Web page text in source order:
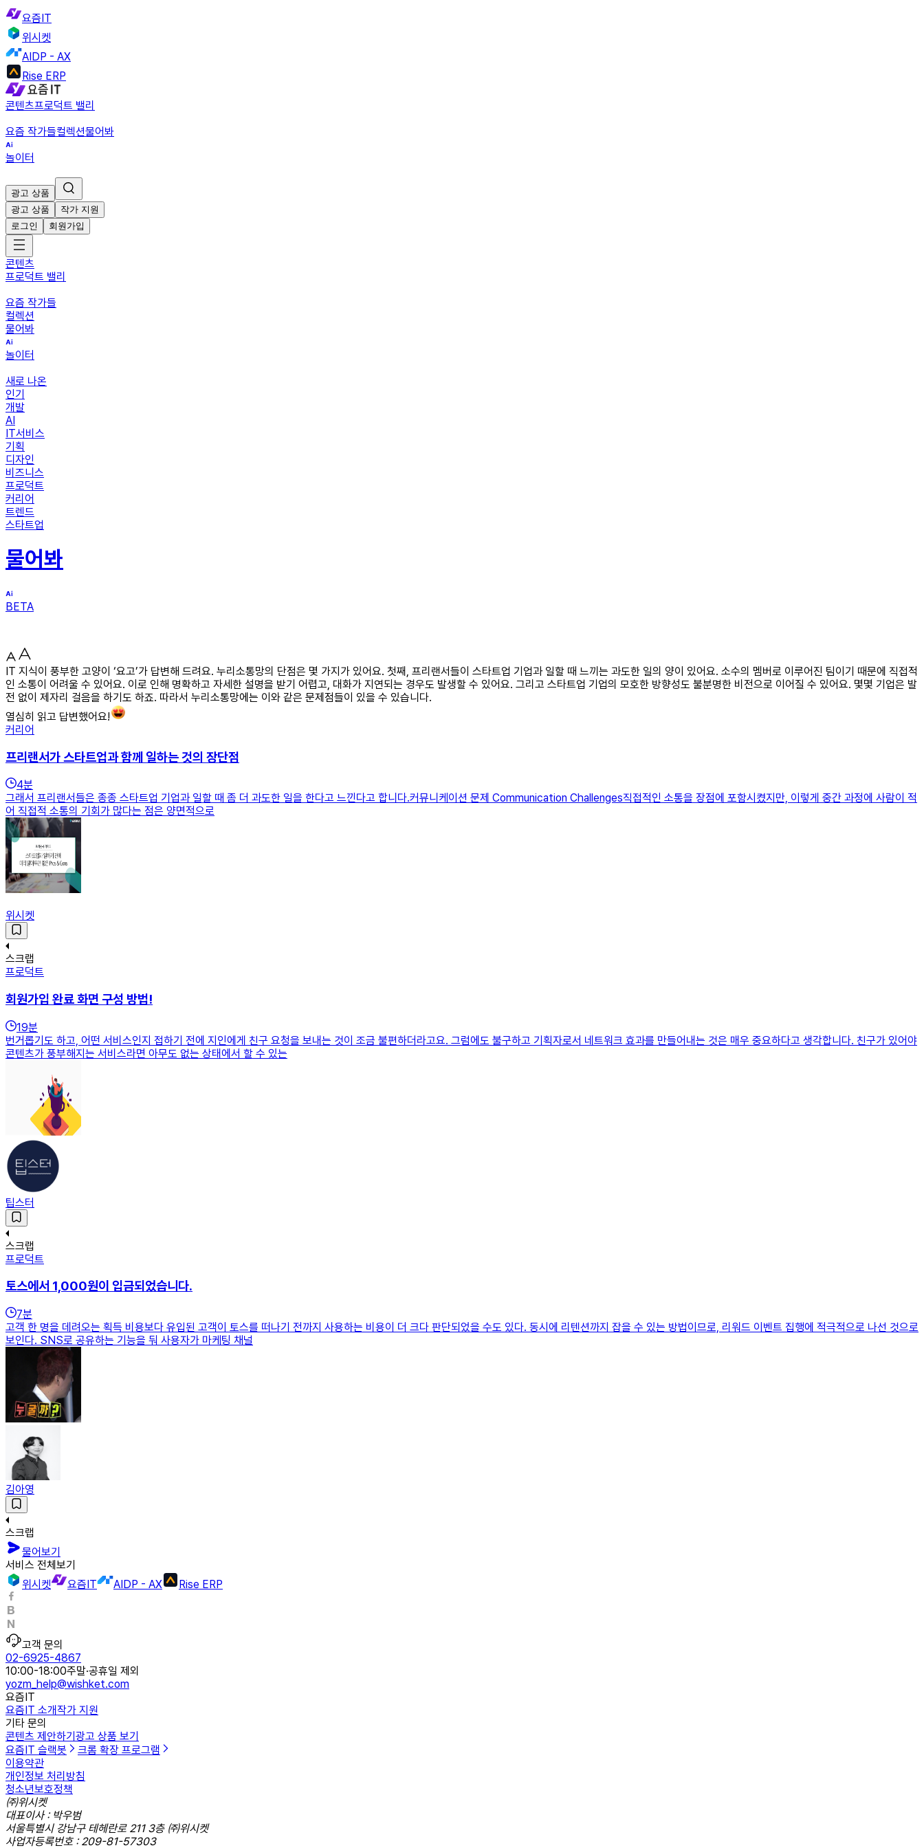
요즘IT
위시켓
AIDP - AX
Rise ERP
콘텐츠프로덕트 밸리
요즘 작가들컬렉션물어봐
놀이터
광고 상품
광고 상품
작가 지원
로그인
회원가입
콘텐츠
프로덕트 밸리
요즘 작가들
컬렉션
물어봐
놀이터
새로 나온
인기
개발
AI
IT서비스
기획
디자인
비즈니스
프로덕트
커리어
트렌드
스타트업
물어봐
BETA
IT 지식이 풍부한 고양이 ‘요고’가 답변해 드려요. 누리소통망의 단점은 몇 가지가 있어요. 첫째, 프리랜서들이 스타트업 기업과 일할 때 느끼는 과도한 일의 양이 있어요. 소수의 멤버로 이루어진 팀이기 때문에 직접적
인 소통이 어려울 수 있어요. 이로 인해 명확하고 자세한 설명을 받기 어렵고, 대화가 지연되는 경우도 발생할 수 있어요. 그리고 스타트업 기업의 모호한 방향성도 불분명한 비전으로 이어질 수 있어요. 몇몇 기업은 발
전 없이 제자리 걸음을 하기도 하죠. 따라서 누리소통망에는 이와 같은 문제점들이 있을 수 있습니다.
열심히 읽고 답변했어요!
커리어
프리랜서가 스타트업과 함께 일하는 것의 장단점
4분
그래서 프리랜서들은 종종 스타트업 기업과 일할 때 좀 더 과도한 일을 한다고 느낀다고 합니다.커뮤니케이션 문제 Communication Challenges직접적인 소통을 장점에 포함시켰지만, 이렇게 중간 과정에 사람이 적
어 직접적 소통의 기회가 많다는 점은 양면적으로
위시켓
스크랩
프로덕트
회원가입 완료 화면 구성 방법!
19분
번거롭기도 하고, 어떤 서비스인지 접하기 전에 지인에게 친구 요청을 보내는 것이 조금 불편하더라고요. 그럼에도 불구하고 기획자로서 네트워크 효과를 만들어내는 것은 매우 중요하다고 생각합니다. 친구가 있어야
콘텐츠가 풍부해지는 서비스라면 아무도 없는 상태에서 할 수 있는
팁스터
스크랩
프로덕트
토스에서 1,000원이 입금되었습니다.
7분
고객 한 명을 데려오는 획득 비용보다 유입된 고객이 토스를 떠나기 전까지 사용하는 비용이 더 크다 판단되었을 수도 있다. 동시에 리텐션까지 잡을 수 있는 방법이므로, 리워드 이벤트 집행에 적극적으로 나선 것으로
보인다. SNS로 공유하는 기능을 둬 사용자가 마케팅 채널
김아영
스크랩
물어보기
서비스 전체보기
위시켓
요즘IT AIDP - AX Rise ERP
고객 문의
02-6925-4867
10:00-18:00주말·공휴일 제외
yozm_help@wishket.com
요즘IT
요즘IT 소개작가 지원
기타 문의
콘텐츠 제안하기 광고 상품 보기
요즘IT 슬랙봇
크롬 확장 프로그램
이용약관
개인정보 처리방침
청소년보호정책
㈜위시켓
대표이사 : 박우범
서울특별시 강남구 테헤란로 211 3층 ㈜위시켓
사업자등록번호 : 209-81-57303